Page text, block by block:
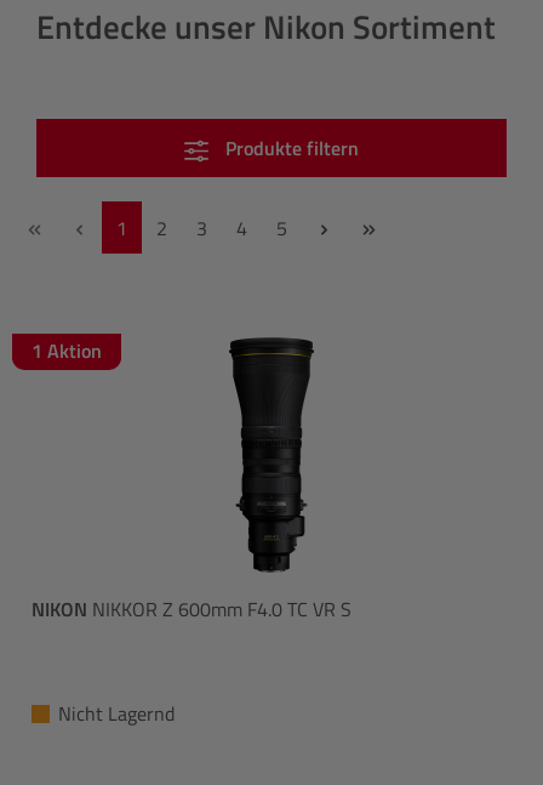
Entdecke unser Nikon Sortiment
Produkte filtern
Seite
1 Seite
2 Seite
3 Seite
4 Seite
5
1 Aktion
NIKON NIKKOR Z 600mm F4.0 TC VR S
Nicht Lagernd